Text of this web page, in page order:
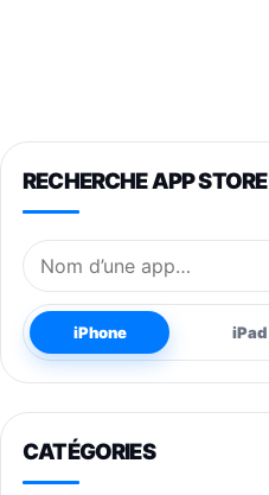
RECHERCHE APP STORE
Nom de l’application
iPhone iPad
CATÉGORIES